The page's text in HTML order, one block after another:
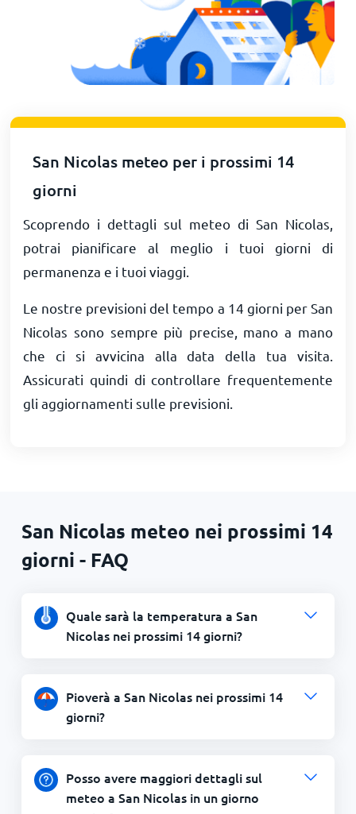
San Nicolas meteo per i prossimi 14
giorni
Scoprendo i dettagli sul meteo di San Nicolas,
potrai pianificare al meglio i tuoi giorni di
permanenza e i tuoi viaggi.
Le nostre previsioni del tempo a 14 giorni per San
Nicolas sono sempre più precise, mano a mano
che ci si avvicina alla data della tua visita.
Assicurati quindi di controllare frequentemente
gli aggiornamenti sulle previsioni.
San Nicolas meteo nei prossimi 14
giorni - FAQ
Quale sarà la temperatura a San
Nicolas nei prossimi 14 giorni?
Pioverà a San Nicolas nei prossimi 14
giorni?
Posso avere maggiori dettagli sul
meteo a San Nicolas in un giorno